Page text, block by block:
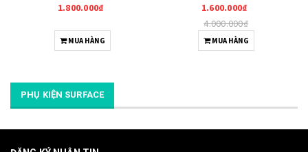
1.800.000₫
MUA HÀNG
1.600.000₫
4.000.000₫
MUA HÀNG
PHỤ KIỆN SURFACE